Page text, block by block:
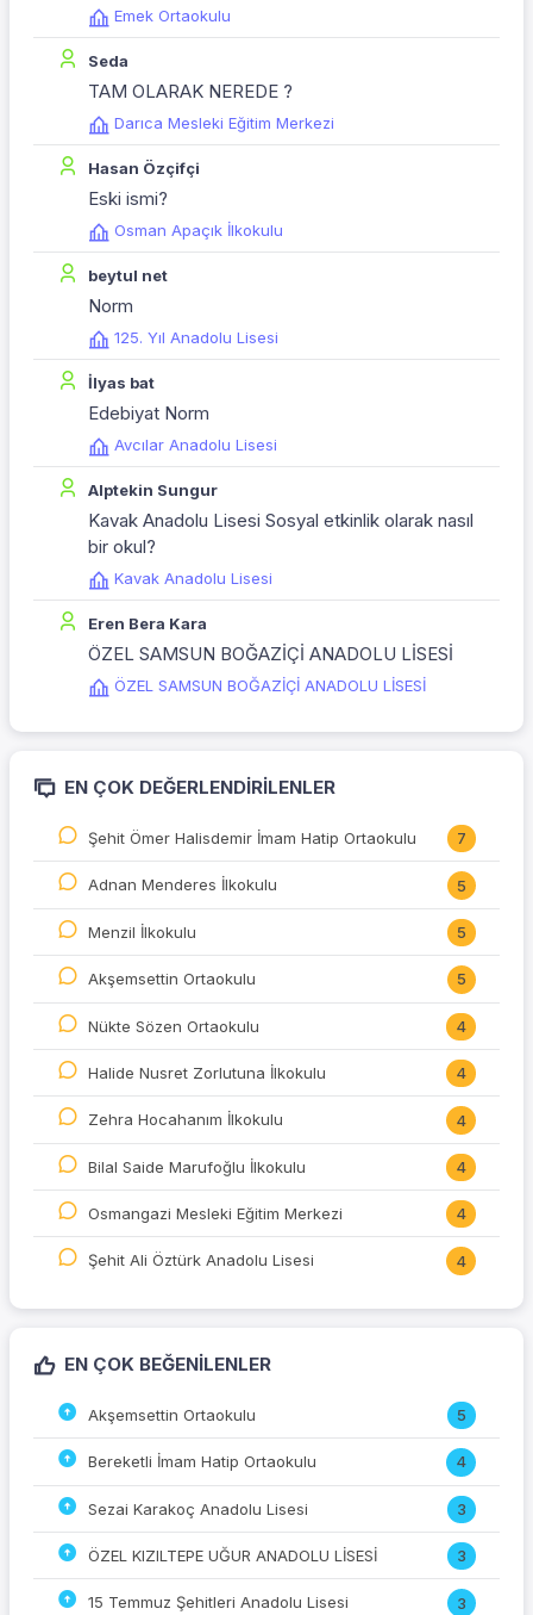
Emek Ortaokulu
Seda
TAM OLARAK NEREDE ?
Darıca Mesleki Eğitim Merkezi
Hasan Özçifçi
Eski ismi?
Osman Apaçık İlkokulu
beytul net
Norm
125. Yıl Anadolu Lisesi
İlyas bat
Edebiyat Norm
Avcılar Anadolu Lisesi
Alptekin Sungur
Kavak Anadolu Lisesi Sosyal etkinlik olarak nasıl
bir okul?
Kavak Anadolu Lisesi
Eren Bera Kara
ÖZEL SAMSUN BOĞAZİÇİ ANADOLU LİSESİ
ÖZEL SAMSUN BOĞAZİÇİ ANADOLU LİSESİ
EN ÇOK DEĞERLENDIRILENLER
Şehit Ömer Halisdemir İmam Hatip Ortaokulu 7
Adnan Menderes İlkokulu 5
Menzil İlkokulu 5
Akşemsettin Ortaokulu 5
Nükte Sözen Ortaokulu 4
Halide Nusret Zorlutuna İlkokulu 4
Zehra Hocahanım İlkokulu 4
Bilal Saide Marufoğlu İlkokulu 4
Osmangazi Mesleki Eğitim Merkezi 4
Şehit Ali Öztürk Anadolu Lisesi 4
EN ÇOK BEĞENILENLER
Akşemsettin Ortaokulu 5
Bereketli İmam Hatip Ortaokulu 4
Sezai Karakoç Anadolu Lisesi 3
ÖZEL KIZILTEPE UĞUR ANADOLU LİSESİ 3
15 Temmuz Şehitleri Anadolu Lisesi 3